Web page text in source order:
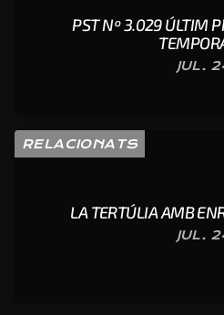
PST Nº 3.029 ÚLTIM
JUL.
RELACIONATS
LA TERTÚLIA AMB
JUL.